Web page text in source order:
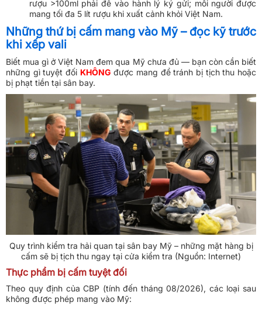
rượu >100ml phải để vào hành lý ký gửi; mỗi người được
mang tối đa 5 lít rượu khi xuất cảnh khỏi Việt Nam.
Những thứ bị cấm mang vào Mỹ – đọc kỹ trước
khi xếp vali
Biết mua gì ở Việt Nam đem qua Mỹ chưa đủ — bạn còn cần biết
những gì tuyệt đối KHÔNG được mang để tránh bị tịch thu hoặc
bị phạt tiền tại sân bay.
Quy trình kiểm tra hải quan tại sân bay Mỹ – những mặt hàng bị
cấm sẽ bị tịch thu ngay tại cửa kiểm tra (Nguồn: Internet)
Thực phẩm bị cấm tuyệt đối
Theo quy định của CBP (tính đến tháng 08/2026), các loại sau
không được phép mang vào Mỹ: